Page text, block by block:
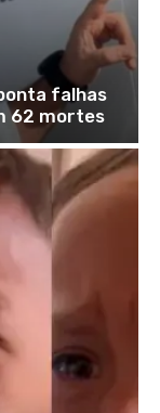
falhas
62 mortes